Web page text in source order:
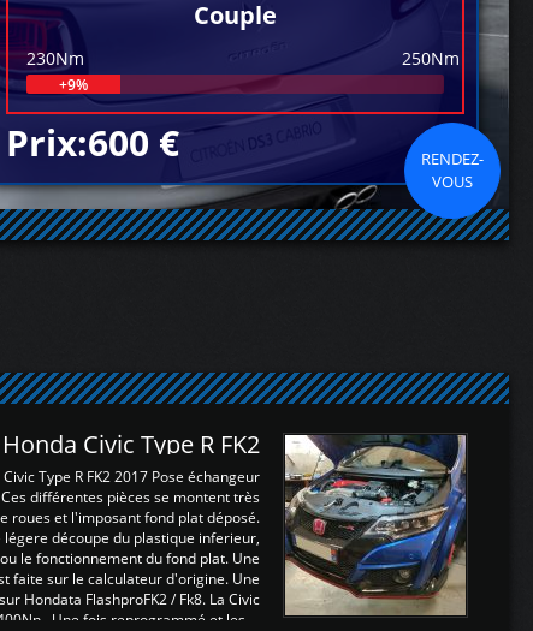
Couple
230Nm 250Nm
+9%
Prix:600 €
RENDEZ-
VOUS
Civic Type R FK2
Type R FK2 2017 Pose échangeur
différentes pièces se montent très
roues et l'imposant fond plat déposé.
découpe du plastique inferieur,
le fonctionnement du fond plat. Une
faite sur le calculateur d'origine. Une
Hondata FlashproFK2 / Fk8. La Civic
, Une fois reprogrammé et les ...